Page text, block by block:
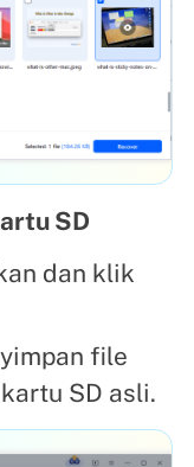
SD
dan klik
file
SD asli.